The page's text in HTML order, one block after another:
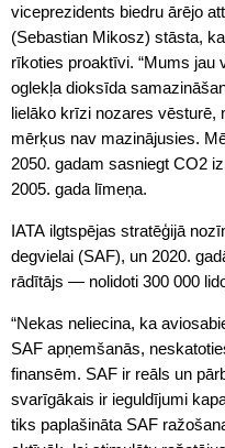
viceprezidents biedru ārējo
(Sebastian Mikosz) stāsta,
rīkoties proaktīvi. “Mums jau
oglekļa dioksīda
lielāko krīzi nozares vēsturē,
mērķus nav mazinājusies.
2050. gadam sasniegt CO2
2005. gada līmeņa.
IATA ilgtspējas stratēģijā
degvielai (SAF), un 2020.
rādītājs — nolidoti 300 000
“Nekas neliecina, ka
SAF apņemšanās,
finansēm. SAF ir reāls un
svarīgākais ir ieguldījumi
tiks paplašināta SAF